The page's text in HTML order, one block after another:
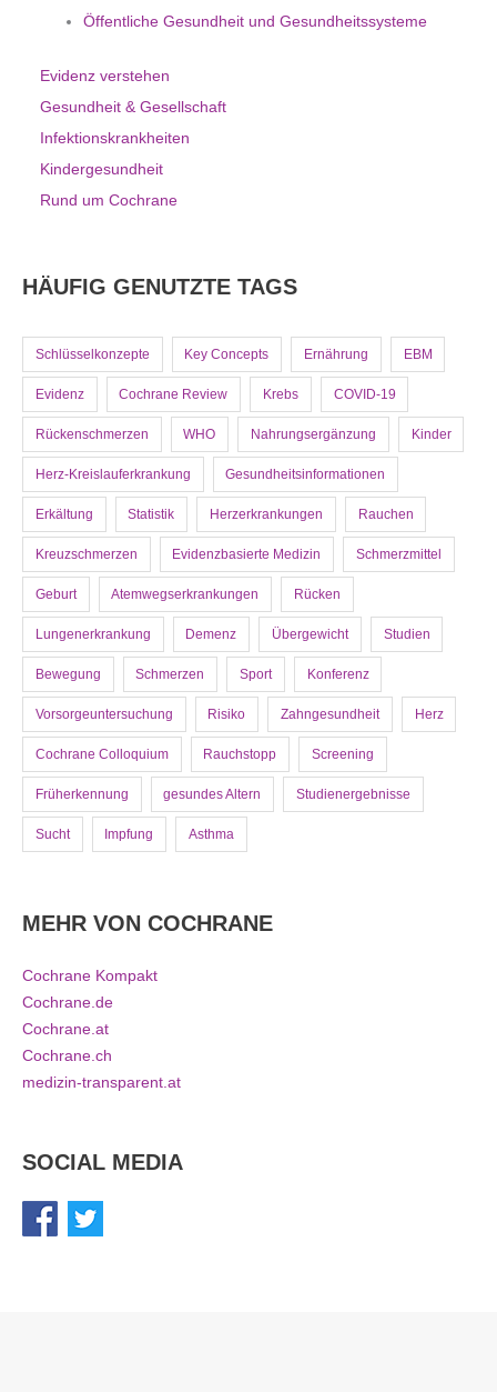
Öffentliche Gesundheit und Gesundheitssysteme
Evidenz verstehen
Gesundheit & Gesellschaft
Infektionskrankheiten
Kindergesundheit
Rund um Cochrane
HÄUFIG GENUTZTE TAGS
Schlüsselkonzepte Key Concepts Ernährung EBM
Evidenz Cochrane Review Krebs COVID-19
Rückenschmerzen WHO Nahrungsergänzung Kinder
Herz-Kreislauferkrankung Gesundheitsinformationen
Erkältung Statistik Herzerkrankungen Rauchen
Kreuzschmerzen Evidenzbasierte Medizin Schmerzmittel
Geburt Atemwegserkrankungen Rücken
Lungenerkrankung Demenz Übergewicht Studien
Bewegung Schmerzen Sport Konferenz
Vorsorgeuntersuchung Risiko Zahngesundheit Herz
Cochrane Colloquium Rauchstopp Screening
Früherkennung gesundes Altern Studienergebnisse
Sucht Impfung Asthma
MEHR VON COCHRANE
Cochrane Kompakt
Cochrane.de
Cochrane.at
Cochrane.ch
medizin-transparent.at
SOCIAL MEDIA